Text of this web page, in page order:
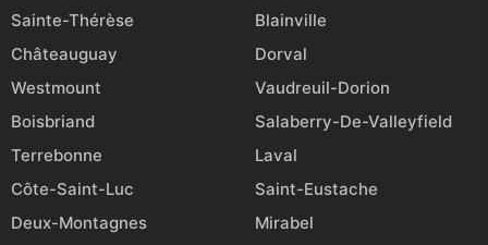
Sainte-Thérèse
Blainville
Châteauguay
Dorval
Westmount
Vaudreuil-Dorion
Boisbriand
Salaberry-De-Valleyfield
Terrebonne
Laval
Côte-Saint-Luc
Saint-Eustache
Deux-Montagnes
Mirabel